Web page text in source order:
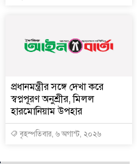
প্রধানমন্ত্রীর সঙ্গে দেখা করে
স্বপ্নপূরণ অনুশ্রীর, মিলল
হারমোনিয়াম উপহার
বৃহস্পতিবার, ৬ অগাস্ট, ২০২৬